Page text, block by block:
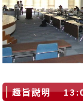
趣旨説明